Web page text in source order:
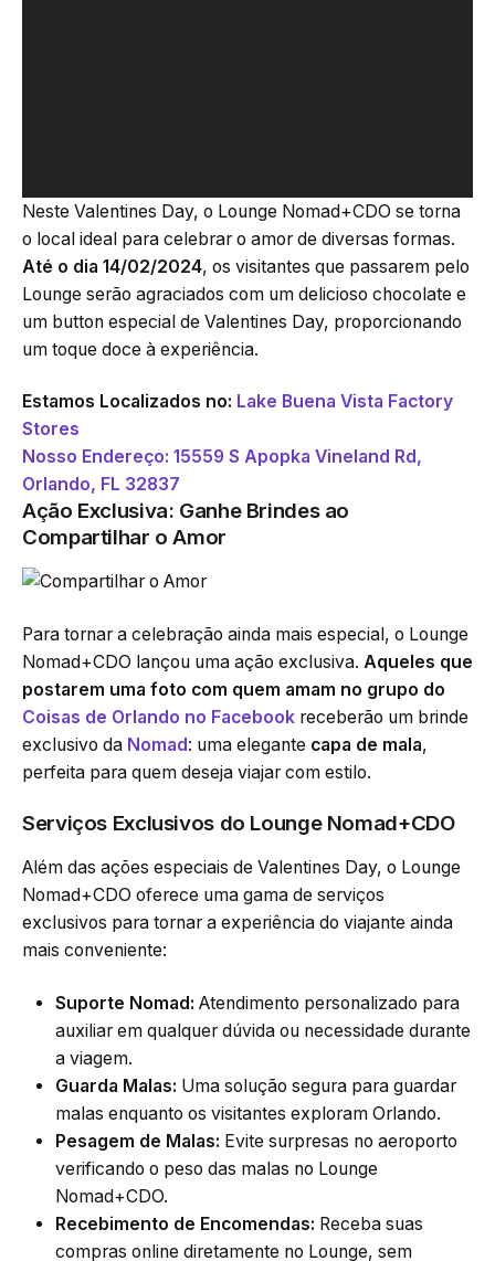
Neste Valentines Day, o Lounge Nomad+CDO se torna
o local ideal para celebrar o amor de diversas formas.
Até o dia 14/02/2024, os visitantes que passarem pelo
Lounge serão agraciados com um delicioso chocolate e
um button especial de Valentines Day, proporcionando
um toque doce à experiência.
Estamos Localizados no: Lake Buena Vista Factory
Stores
Nosso Endereço: 15559 S Apopka Vineland Rd,
Orlando, FL 32837
Ação Exclusiva: Ganhe Brindes ao
Compartilhar o Amor
Para tornar a celebração ainda mais especial, o Lounge
Nomad+CDO lançou uma ação exclusiva. Aqueles que
postarem uma foto com quem amam no grupo do
Coisas de Orlando no Facebook receberão um brinde
exclusivo da Nomad: uma elegante capa de mala,
perfeita para quem deseja viajar com estilo.
Serviços Exclusivos do Lounge Nomad+CDO
Além das ações especiais de Valentines Day, o Lounge
Nomad+CDO oferece uma gama de serviços
exclusivos para tornar a experiência do viajante ainda
mais conveniente:
Suporte Nomad: Atendimento personalizado para
auxiliar em qualquer dúvida ou necessidade durante
a viagem.
Guarda Malas: Uma solução segura para guardar
malas enquanto os visitantes exploram Orlando.
Pesagem de Malas: Evite surpresas no aeroporto
verificando o peso das malas no Lounge
Nomad+CDO.
Recebimento de Encomendas: Receba suas
compras online diretamente no Lounge, sem